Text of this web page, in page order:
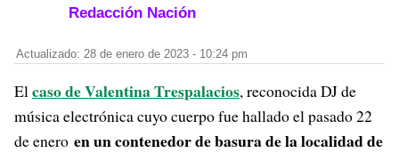
Redacción Nación
Actualizado: 28 de enero de 2023 - 10:24 pm
Elcaso deValentina Trespalacios, reconocida DJ de
música electrónica cuyo cuerpo fue hallado el pasado 22
de enero en un contenedor de basura de la localidad de